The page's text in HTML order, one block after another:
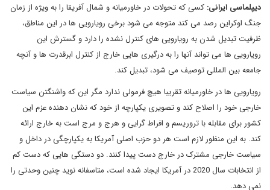
دیپلماسی ایرانی: کسی که تحولات در خاورمیانه و شمال آفریقا را به ویژه از زمان
جنگ اوکراین رصد می کند متوجه می شود برخی رویارویی ها در این مناطق،
ظرفیت تبدیل شدن به رویارویی های کنترل نشده را دارد و گسترش این
رویارویی ها می تواند آنها را به درگیری هایی خارج از کنترل ابرقدرت ها و آنچه
جامعه بین المللی توصیف می شود، تبدیل کند.
رویارویی ها در خاورمیانه تقریبا هیچ فرمولی ندارد مگر این که واشنگتن سیاست
خارجی خود را اصلاح کند و تصویری یکپارچه از خود که نشان دهنده عزم این
کشور برای مقابله با تروریسم و افراط گرایی و هرج و مرج است به خارج ارائه
کند. به این منظور لازم است هر دو حزب اصلی آمریکا به یکپارچگی در داخل و
سیاست خارجی مشترک در خارج دست پیدا کنند. دو دستگی هایی که دست کم
از انتخابات سال 2020 در آمریکا ایجاد شده است، متاسفانه نوید چنین وحدتی را
نمی دهد.